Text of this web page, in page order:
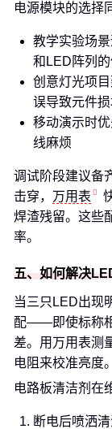
电源模块的选择
教学实验场
和LED阵列
创意灯光项
误导致元件
移动演示时
线麻烦
调试阶段建议备
击穿， 万用表
焊渣残留。这些
率。
五、如何解决
当三只LED出现
配——即使标称
差。用万用表测
电阻来校准亮度。
电路板清洁剂在
断电后喷洒